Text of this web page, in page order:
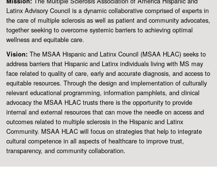
Latinx Advisory Council is a dynamic collaborative comprised of experts in
the care of multiple sclerosis as well as patient and community advocates,
together seeking to overcome systemic barriers to achieving optimal
wellness and equitable care.
Vision: The MSAA Hispanic and Latinx Council (MSAA HLAC) seeks to
address barriers that Hispanic and Latinx individuals living with MS may
face related to quality of care, early and accurate diagnosis, and access to
equitable resources. Through the design and implementation of culturally
relevant educational programming, information pamphlets, and clinical
advocacy the MSAA HLAC trusts there is the opportunity to provide
internal and external resources that can move the needle on access and
outcomes related to multiple sclerosis in the Hispanic and Latinx
Community. MSAA HLAC will focus on strategies that help to integrate
cultural competence in all aspects of healthcare to improve trust,
transparency, and community collaboration.